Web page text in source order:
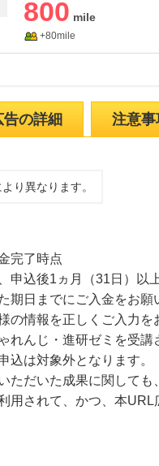
800
+80mile
告の詳細 注意事
り異なります。
完了時点
申込後1ヵ月（31日）以
期日までにご入金をお願
の情報を正しくご入力を
れんじ・進研ゼミを受
込は対象外となります。
ただいた成果に関して
用されて、かつ、本